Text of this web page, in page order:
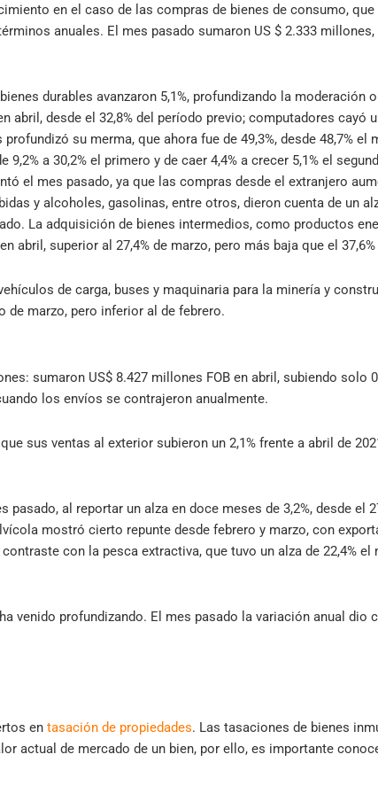
en el caso de las compras de bienes de consumo, que
anuales. El mes pasado sumaron US $ 2.333
durables avanzaron 5,1%, profundizando la moderación
abril, desde el 32,8% del período previo; computadores cayó
su merma, que ahora fue de 49,3%, desde 48,7% el
a 30,2% el primero y de caer 4,4% a crecer 5,1% el
el mes pasado, ya que las compras desde el extranjero
y alcoholes, gasolinas, entre otros, dieron cuenta de un
La adquisición de bienes intermedios, como productos
abril, superior al 27,4% de marzo, pero más baja que el
de carga, buses y maquinaria para la minería y
de marzo, pero inferior al de febrero.
sumaron US$ 8.427 millones FOB en abril, subiendo solo
los envíos se contrajeron anualmente.
sus ventas al exterior subieron un 2,1% frente a abril de
al reportar un alza en doce meses de 3,2%, desde el
mostró cierto repunte desde febrero y marzo, con
con la pesca extractiva, que tuvo un alza de 22,4%
venido profundizando. El mes pasado la variación anual dio
entasación de propiedades. Las tasaciones de bienes
actual de mercado de un bien, por ello, es importante